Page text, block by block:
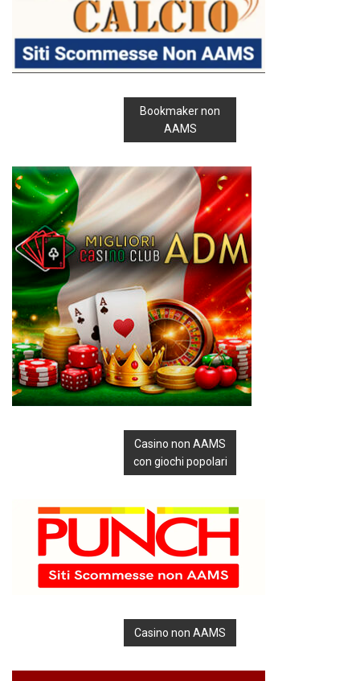
Bookmaker non
AAMS
Casino non AAMS
con giochi popolari
Casino non AAMS